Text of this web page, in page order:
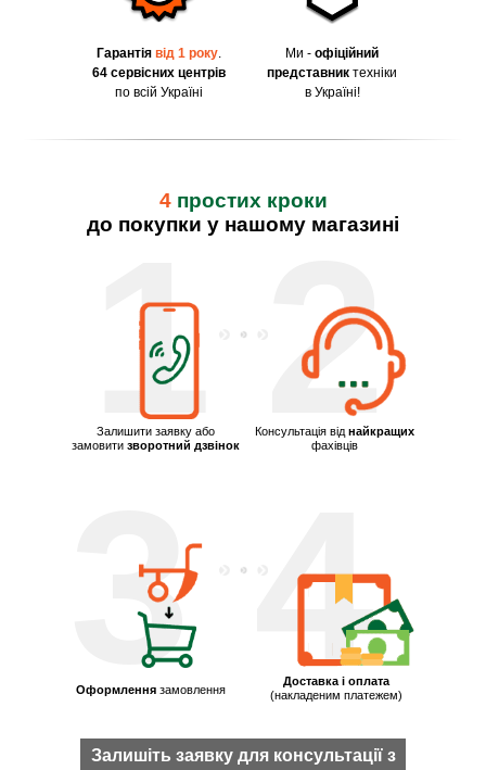
Гарантія від 1 року.
64 сервісних центрів
по всій Україні
Ми - офіційний
представник техніки
в Україні!
1
4
3
2
Залишити заявку або
замовити зворотний дзвінок
Консультація від найкращих
фахівців
Оформлення замовлення
Доставка і оплата
(накладеним платежем)
4 простих кроки
до покупки у нашому магазині
Залишіть заявку для консультації з